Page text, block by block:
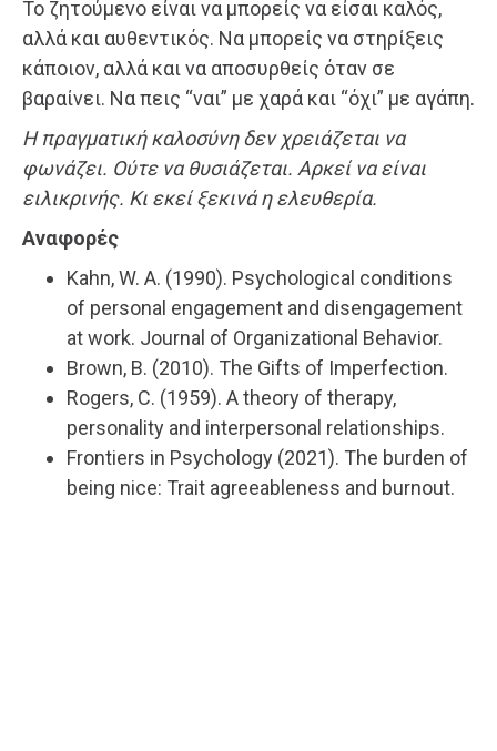
Το ζητούμενο είναι να μπορείς να είσαι καλός,
αλλά και αυθεντικός. Να μπορείς να στηρίξεις
κάποιον, αλλά και να αποσυρθείς όταν σε
βαραίνει. Να πεις “ναι” με χαρά και “όχι” με αγάπη.
Η πραγματική καλοσύνη δεν χρειάζεται να
φωνάζει. Ούτε να θυσιάζεται. Αρκεί να είναι
ειλικρινής. Κι εκεί ξεκινά η ελευθερία.
Αναφορές
Kahn, W. A. (1990). Psychological conditions
of personal engagement and disengagement
at work. Journal of Organizational Behavior.
Brown, B. (2010). The Gifts of Imperfection.
Rogers, C. (1959). A theory of therapy,
personality and interpersonal relationships.
Frontiers in Psychology (2021). The burden of
being nice: Trait agreeableness and burnout.